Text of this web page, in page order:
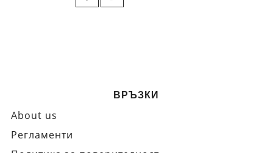
ВРЪЗКИ
About us
Регламенти